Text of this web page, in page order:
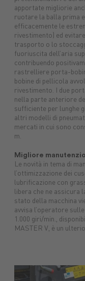
apportate migliorie
ruotare la balla prima
efficacemente le
rivestimento) ed
trasporto o lo
fuoriuscita dell’aria
contribuendo
rastrelliere porta-
bobine di pellicola
rivestimento. I due
nella parte anteriore
sufficiente per lunghe
altri modelli di
mercati in cui sono
m.
Migliore
Le novità in tema di
l’ottimizzazione dei
lubrificazione con
libera che ne assicura
stato della macchina
avvisa l’operatore
1.000 giri/min.,
MASTER V, è un